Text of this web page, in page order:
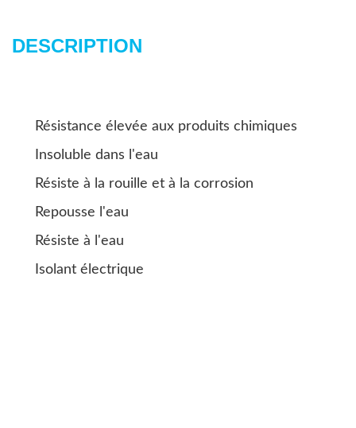
DESCRIPTION
Résistance élevée aux produits chimiques
Insoluble dans l'eau
Résiste à la rouille et à la corrosion
Repousse l'eau
Résiste à l'eau
Isolant électrique